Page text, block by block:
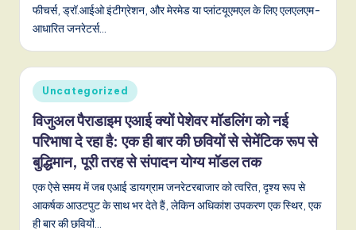
n
फीचर्स, ड्रॉ.आईओ इंटीग्रेशन, और मेरमेड या प्लांटयूएमएल के लिए एलएलएम-
आधारित जनरेटर्स…
Posted
in
Uncategorized
विजुअल पैराडाइम एआई क्यों पेशेवर मॉडलिंग को नई
परिभाषा दे रहा है: एक ही बार की छवियों से सेमेंटिक रूप से
बुद्धिमान, पूरी तरह से संपादन योग्य मॉडल तक
एक ऐसे समय में जब एआई डायग्राम जनरेटरबाजार को त्वरित, दृश्य रूप से
आकर्षक आउटपुट के साथ भर देते हैं, लेकिन अधिकांश उपकरण एक स्थिर, एक
ही बार की छवियों…